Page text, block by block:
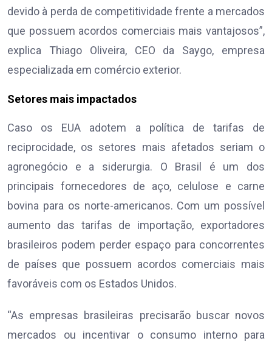
devido à perda de competitividade frente a mercados
que possuem acordos comerciais mais vantajosos”,
explica Thiago Oliveira, CEO da Saygo, empresa
especializada em comércio exterior.
Setores mais impactados
Caso os EUA adotem a política de tarifas de
reciprocidade, os setores mais afetados seriam o
agronegócio e a siderurgia. O Brasil é um dos
principais fornecedores de aço, celulose e carne
bovina para os norte-americanos. Com um possível
aumento das tarifas de importação, exportadores
brasileiros podem perder espaço para concorrentes
de países que possuem acordos comerciais mais
favoráveis com os Estados Unidos.
“As empresas brasileiras precisarão buscar novos
mercados ou incentivar o consumo interno para